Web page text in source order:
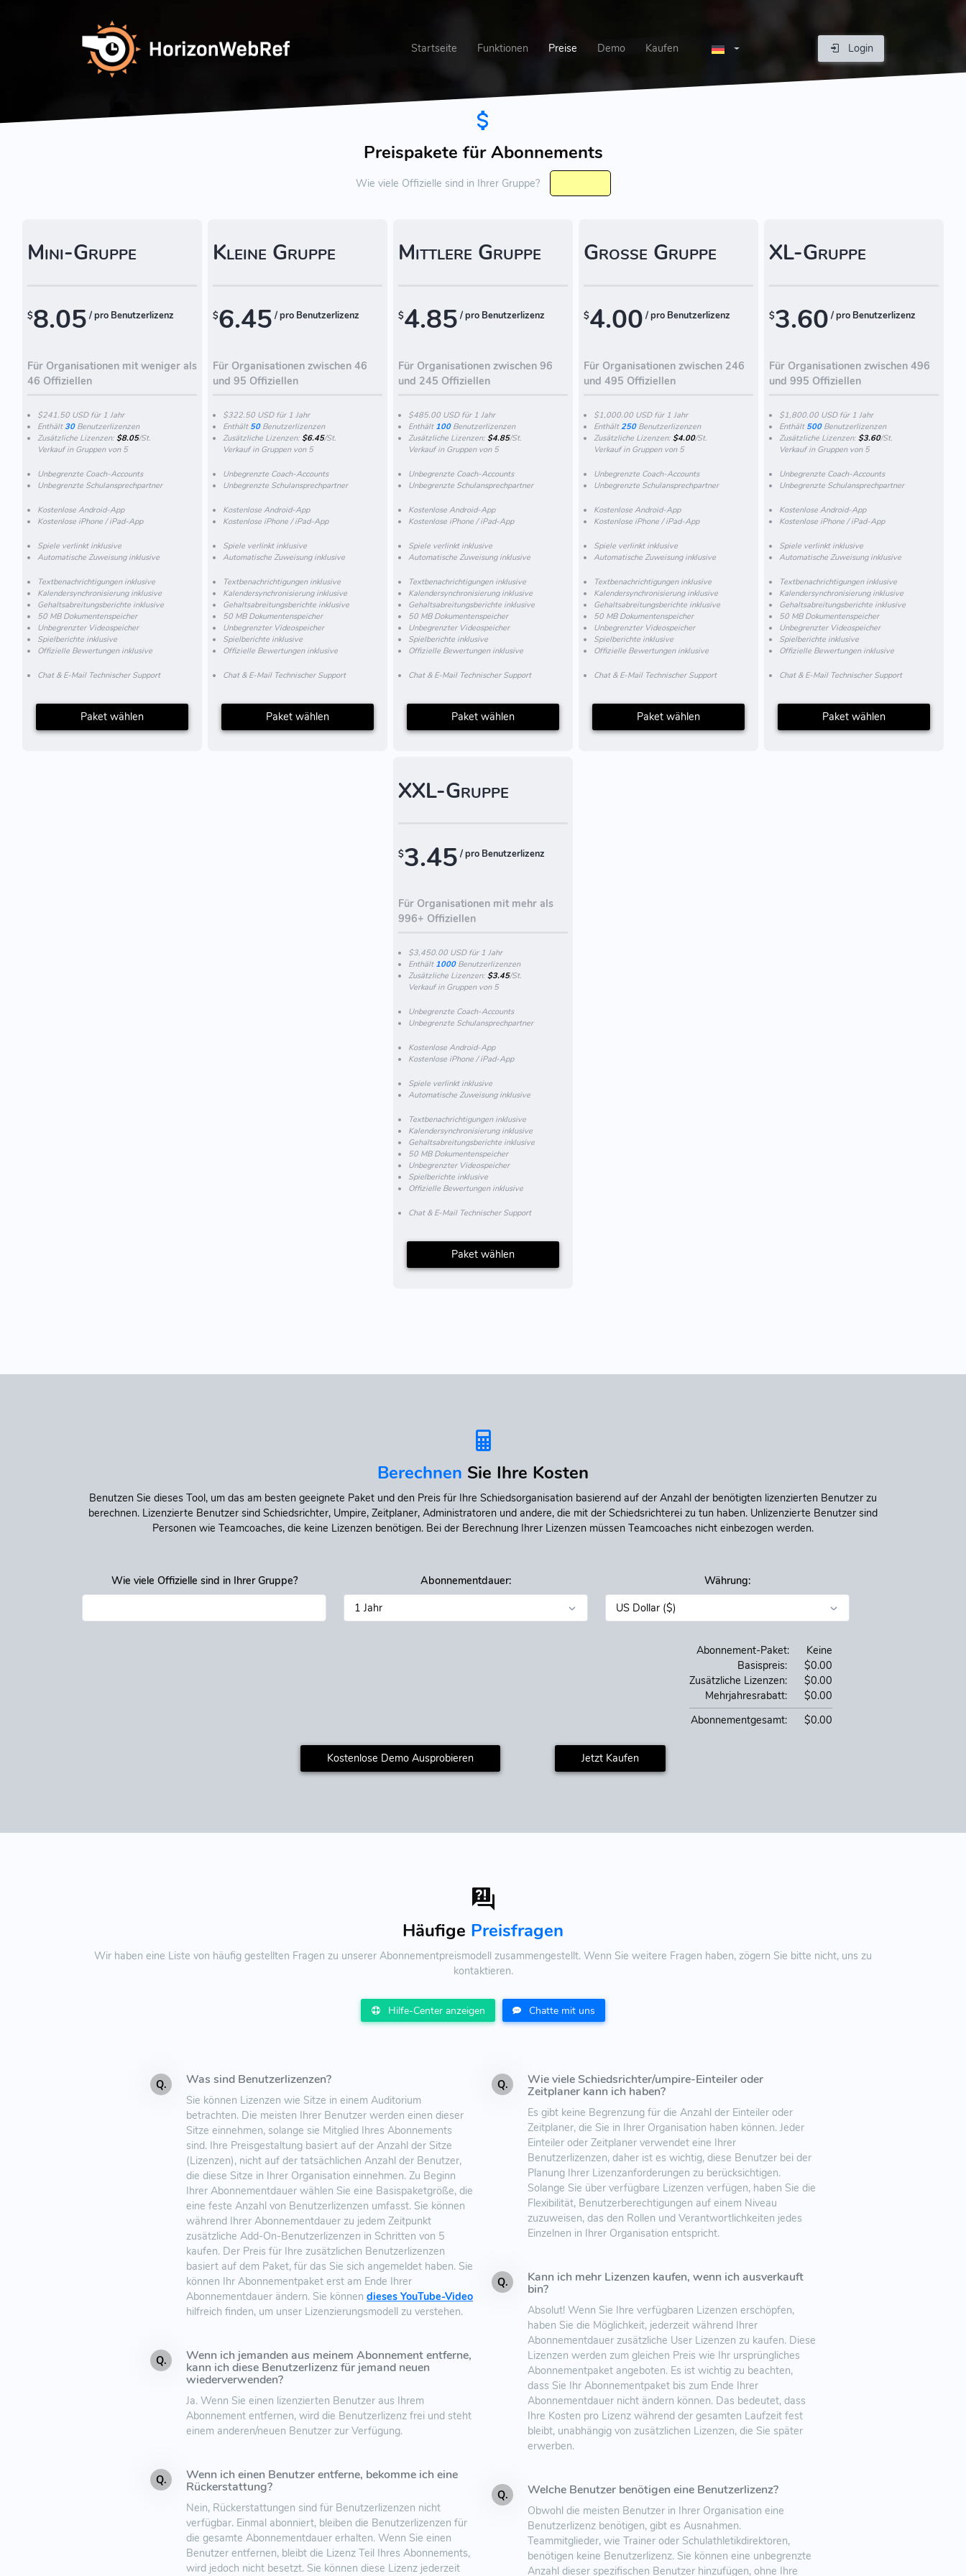
Startseite Funktionen Preise Demo Kaufen Login
Preispakete für Abonnements
Wie viele Offizielle sind in Ihrer Gruppe?
Mini-Gruppe
$8.05 / pro Benutzerlizenz
Für Organisationen mit weniger als
46 Offiziellen
$241.50 USD für 1 Jahr
Enthält30Benutzerlizenzen
Zusätzliche Lizenzen: $8.05/St.
Verkauf in Gruppen von 5
Unbegrenzte Coach-Accounts
Unbegrenzte Schulansprechpartner
Kostenlose Android-App
Kostenlose iPhone / iPad-App
Spiele verlinkt inklusive
Automatische Zuweisung inklusive
Textbenachrichtigungen inklusive
Kalendersynchronisierung inklusive
Gehaltsabreitungsberichte inklusive
50 MB Dokumentenspeicher
Unbegrenzter Videospeicher
Spielberichte inklusive
Offizielle Bewertungen inklusive
Chat & E-Mail Technischer Support
Paket wählen
Kleine Gruppe
$6.45 / pro Benutzerlizenz
Für Organisationen zwischen 46
und 95 Offiziellen
$322.50 USD für 1 Jahr
Enthält 50Benutzerlizenzen
Zusätzliche Lizenzen: $6.45/St.
Verkauf in Gruppen von 5
Unbegrenzte Coach-Accounts
Unbegrenzte Schulansprechpartner
Kostenlose Android-App
Kostenlose iPhone / iPad-App
Spiele verlinkt inklusive
Automatische Zuweisung inklusive
Textbenachrichtigungen inklusive
Kalendersynchronisierung inklusive
Gehaltsabreitungsberichte inklusive
50 MB Dokumentenspeicher
Unbegrenzter Videospeicher
Spielberichte inklusive
Offizielle Bewertungen inklusive
Chat & E-Mail Technischer Support
Paket wählen
Mittlere Gruppe
$4.85 / pro Benutzerlizenz
Für Organisationen zwischen 96
und 245 Offiziellen
$485.00 USD für 1 Jahr
Enthält 100Benutzerlizenzen
Zusätzliche Lizenzen: $4.85/St.
Verkauf in Gruppen von 5
Unbegrenzte Coach-Accounts
Unbegrenzte Schulansprechpartner
Kostenlose Android-App
Kostenlose iPhone / iPad-App
Spiele verlinkt inklusive
Automatische Zuweisung inklusive
Textbenachrichtigungen inklusive
Kalendersynchronisierung inklusive
Gehaltsabreitungsberichte inklusive
50 MB Dokumentenspeicher
Unbegrenzter Videospeicher
Spielberichte inklusive
Offizielle Bewertungen inklusive
Chat & E-Mail Technischer Support
Paket wählen
Große Gruppe
$4.00 / pro Benutzerlizenz
Für Organisationen zwischen 246
und 495 Offiziellen
$1,000.00 USD für 1 Jahr
Enthält 250Benutzerlizenzen
Zusätzliche Lizenzen: $4.00/St.
Verkauf in Gruppen von 5
Unbegrenzte Coach-Accounts
Unbegrenzte Schulansprechpartner
Kostenlose Android-App
Kostenlose iPhone / iPad-App
Spiele verlinkt inklusive
Automatische Zuweisung inklusive
Textbenachrichtigungen inklusive
Kalendersynchronisierung inklusive
Gehaltsabreitungsberichte inklusive
50 MB Dokumentenspeicher
Unbegrenzter Videospeicher
Spielberichte inklusive
Offizielle Bewertungen inklusive
Chat & E-Mail Technischer Support
Paket wählen
XL-Gruppe
$3.60 / pro Benutzerlizenz
Für Organisationen zwischen 496
und 995 Offiziellen
$1,800.00 USD für 1 Jahr
Enthält 500Benutzerlizenzen
Zusätzliche Lizenzen: $3.60/St.
Verkauf in Gruppen von 5
Unbegrenzte Coach-Accounts
Unbegrenzte Schulansprechpartner
Kostenlose Android-App
Kostenlose iPhone / iPad-App
Spiele verlinkt inklusive
Automatische Zuweisung inklusive
Textbenachrichtigungen inklusive
Kalendersynchronisierung inklusive
Gehaltsabreitungsberichte inklusive
50 MB Dokumentenspeicher
Unbegrenzter Videospeicher
Spielberichte inklusive
Offizielle Bewertungen inklusive
Chat & E-Mail Technischer Support
Paket wählen
XXL-Gruppe
$3.45 / pro Benutzerlizenz
Für Organisationen mit mehr als
996+ Offiziellen
$3,450.00 USD für 1 Jahr
Enthält 1000Benutzerlizenzen
Zusätzliche Lizenzen: $3.45/St.
Verkauf in Gruppen von 5
Unbegrenzte Coach-Accounts
Unbegrenzte Schulansprechpartner
Kostenlose Android-App
Kostenlose iPhone / iPad-App
Spiele verlinkt inklusive
Automatische Zuweisung inklusive
Textbenachrichtigungen inklusive
Kalendersynchronisierung inklusive
Gehaltsabreitungsberichte inklusive
50 MB Dokumentenspeicher
Unbegrenzter Videospeicher
Spielberichte inklusive
Offizielle Bewertungen inklusive
Chat & E-Mail Technischer Support
Paket wählen
Berechnen Sie Ihre Kosten
Benutzen Sie dieses Tool, um das am besten geeignete Paket und den Preis für Ihre Schiedsorganisation basierend auf der Anzahl der benötigten lizenzierten Benutzer zu
berechnen. Lizenzierte Benutzer sind Schiedsrichter, Umpire, Zeitplaner, Administratoren und andere, die mit der Schiedsrichterei zu tun haben. Unlizenzierte Benutzer sind
Personen wie Teamcoaches, die keine Lizenzen benötigen. Bei der Berechnung Ihrer Lizenzen müssen Teamcoaches nicht einbezogen werden.
Wie viele Offizielle sind in Ihrer Gruppe? Abonnementdauer: Währung:
Abonnement-Paket:
Keine
Basispreis:
$0.00
Zusätzliche Lizenzen:
$0.00
Mehrjahresrabatt:
$0.00
Abonnementgesamt:
$0.00
Kostenlose Demo Ausprobieren Jetzt Kaufen
Häufige Preisfragen
Wir haben eine Liste von häufig gestellten Fragen zu unserer Abonnementpreismodell zusammengestellt. Wenn Sie weitere Fragen haben, zögern Sie bitte nicht, uns zu
kontaktieren.
Hilfe-Center anzeigen Chatte mit uns
Q. Was sind Benutzerlizenzen?
Sie können Lizenzen wie Sitze in einem Auditorium
betrachten. Die meisten Ihrer Benutzer werden einen dieser
Sitze einnehmen, solange sie Mitglied Ihres Abonnements
sind. Ihre Preisgestaltung basiert auf der Anzahl der Sitze
(Lizenzen), nicht auf der tatsächlichen Anzahl der Benutzer,
die diese Sitze in Ihrer Organisation einnehmen. Zu Beginn
Ihrer Abonnementdauer wählen Sie eine Basispaketgröße, die
eine feste Anzahl von Benutzerlizenzen umfasst. Sie können
während Ihrer Abonnementdauer zu jedem Zeitpunkt
zusätzliche Add-On-Benutzerlizenzen in Schritten von 5
kaufen. Der Preis für Ihre zusätzlichen Benutzerlizenzen
basiert auf dem Paket, für das Sie sich angemeldet haben. Sie
können Ihr Abonnementpaket erst am Ende Ihrer
Abonnementdauer ändern. Sie können dieses YouTube-Video
hilfreich finden, um unser Lizenzierungsmodell zu verstehen.
Q. Wenn ich jemanden aus meinem Abonnement entferne,
kann ich diese Benutzerlizenz für jemand neuen
wiederverwenden?
Ja. Wenn Sie einen lizenzierten Benutzer aus Ihrem
Abonnement entfernen, wird die Benutzerlizenz frei und steht
einem anderen/neuen Benutzer zur Verfügung.
Q. Wenn ich einen Benutzer entferne, bekomme ich eine
Rückerstattung?
Nein, Rückerstattungen sind für Benutzerlizenzen nicht
verfügbar. Einmal abonniert, bleiben die Benutzerlizenzen für
die gesamte Abonnementdauer erhalten. Wenn Sie einen
Benutzer entfernen, bleibt die Lizenz Teil Ihres Abonnements,
wird jedoch nicht besetzt. Sie können diese Lizenz jederzeit
Q. Wie viele Schiedsrichter/umpire-Einteiler oder
Zeitplaner kann ich haben?
Es gibt keine Begrenzung für die Anzahl der Einteiler oder
Zeitplaner, die Sie in Ihrer Organisation haben können. Jeder
Einteiler oder Zeitplaner verwendet eine Ihrer
Benutzerlizenzen, daher ist es wichtig, diese Benutzer bei der
Planung Ihrer Lizenzanforderungen zu berücksichtigen.
Solange Sie über verfügbare Lizenzen verfügen, haben Sie die
Flexibilität, Benutzerberechtigungen auf einem Niveau
zuzuweisen, das den Rollen und Verantwortlichkeiten jedes
Einzelnen in Ihrer Organisation entspricht.
Q. Kann ich mehr Lizenzen kaufen, wenn ich ausverkauft
bin?
Absolut! Wenn Sie Ihre verfügbaren Lizenzen erschöpfen,
haben Sie die Möglichkeit, jederzeit während Ihrer
Abonnementdauer zusätzliche User Lizenzen zu kaufen. Diese
Lizenzen werden zum gleichen Preis wie Ihr ursprüngliches
Abonnementpaket angeboten. Es ist wichtig zu beachten,
dass Sie Ihr Abonnementpaket bis zum Ende Ihrer
Abonnementdauer nicht ändern können. Das bedeutet, dass
Ihre Kosten pro Lizenz während der gesamten Laufzeit fest
bleibt, unabhängig von zusätzlichen Lizenzen, die Sie später
erwerben.
Q. Welche Benutzer benötigen eine Benutzerlizenz?
Obwohl die meisten Benutzer in Ihrer Organisation eine
Benutzerlizenz benötigen, gibt es Ausnahmen.
Teammitglieder, wie Trainer oder Schulathletikdirektoren,
benötigen keine Benutzerlizenz. Sie können eine unbegrenzte
Anzahl dieser spezifischen Benutzer hinzufügen, ohne Ihre